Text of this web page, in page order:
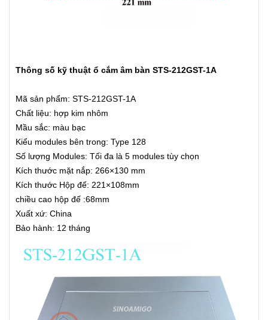
Thông số kỹ thuật ổ cắm âm bàn STS-212GST-1A
Mã sản phẩm: STS-212GST-1A
Chất liệu: hợp kim nhôm
Mầu sắc: màu bạc
Kiểu modules bên trong: Type 128
Số lượng Modules: Tối đa là 5 modules tùy chọn
Kích thước mặt nắp: 266×130 mm
Kích thước Hộp đế: 221×108mm
chiều cao hộp đế :68mm
Xuất xứ: China
Bảo hành: 12 tháng